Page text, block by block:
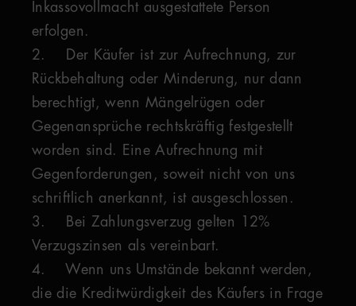
Inkassovollmacht ausgestattete Person
erfolgen.
2. Der Käufer ist zur Aufrechnung, zur
Rückbehaltung oder Minderung, nur dann
berechtigt, wenn Mängelrügen oder
Gegenansprüche rechtskräftig festgestellt
worden sind. Eine Aufrechnung mit
Gegenforderungen, soweit nicht von uns
schriftlich anerkannt, ist ausgeschlossen.
3. Bei Zahlungsverzug gelten 12%
Verzugszinsen als vereinbart.
4. Wenn uns Umstände bekannt werden,
die die Kreditwürdigkeit des Käufers in Frage